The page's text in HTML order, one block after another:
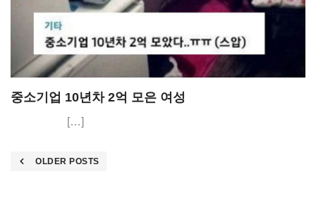
중소기업 10년차 2억 모은 여성
[…]
Posts
OLDER POSTS